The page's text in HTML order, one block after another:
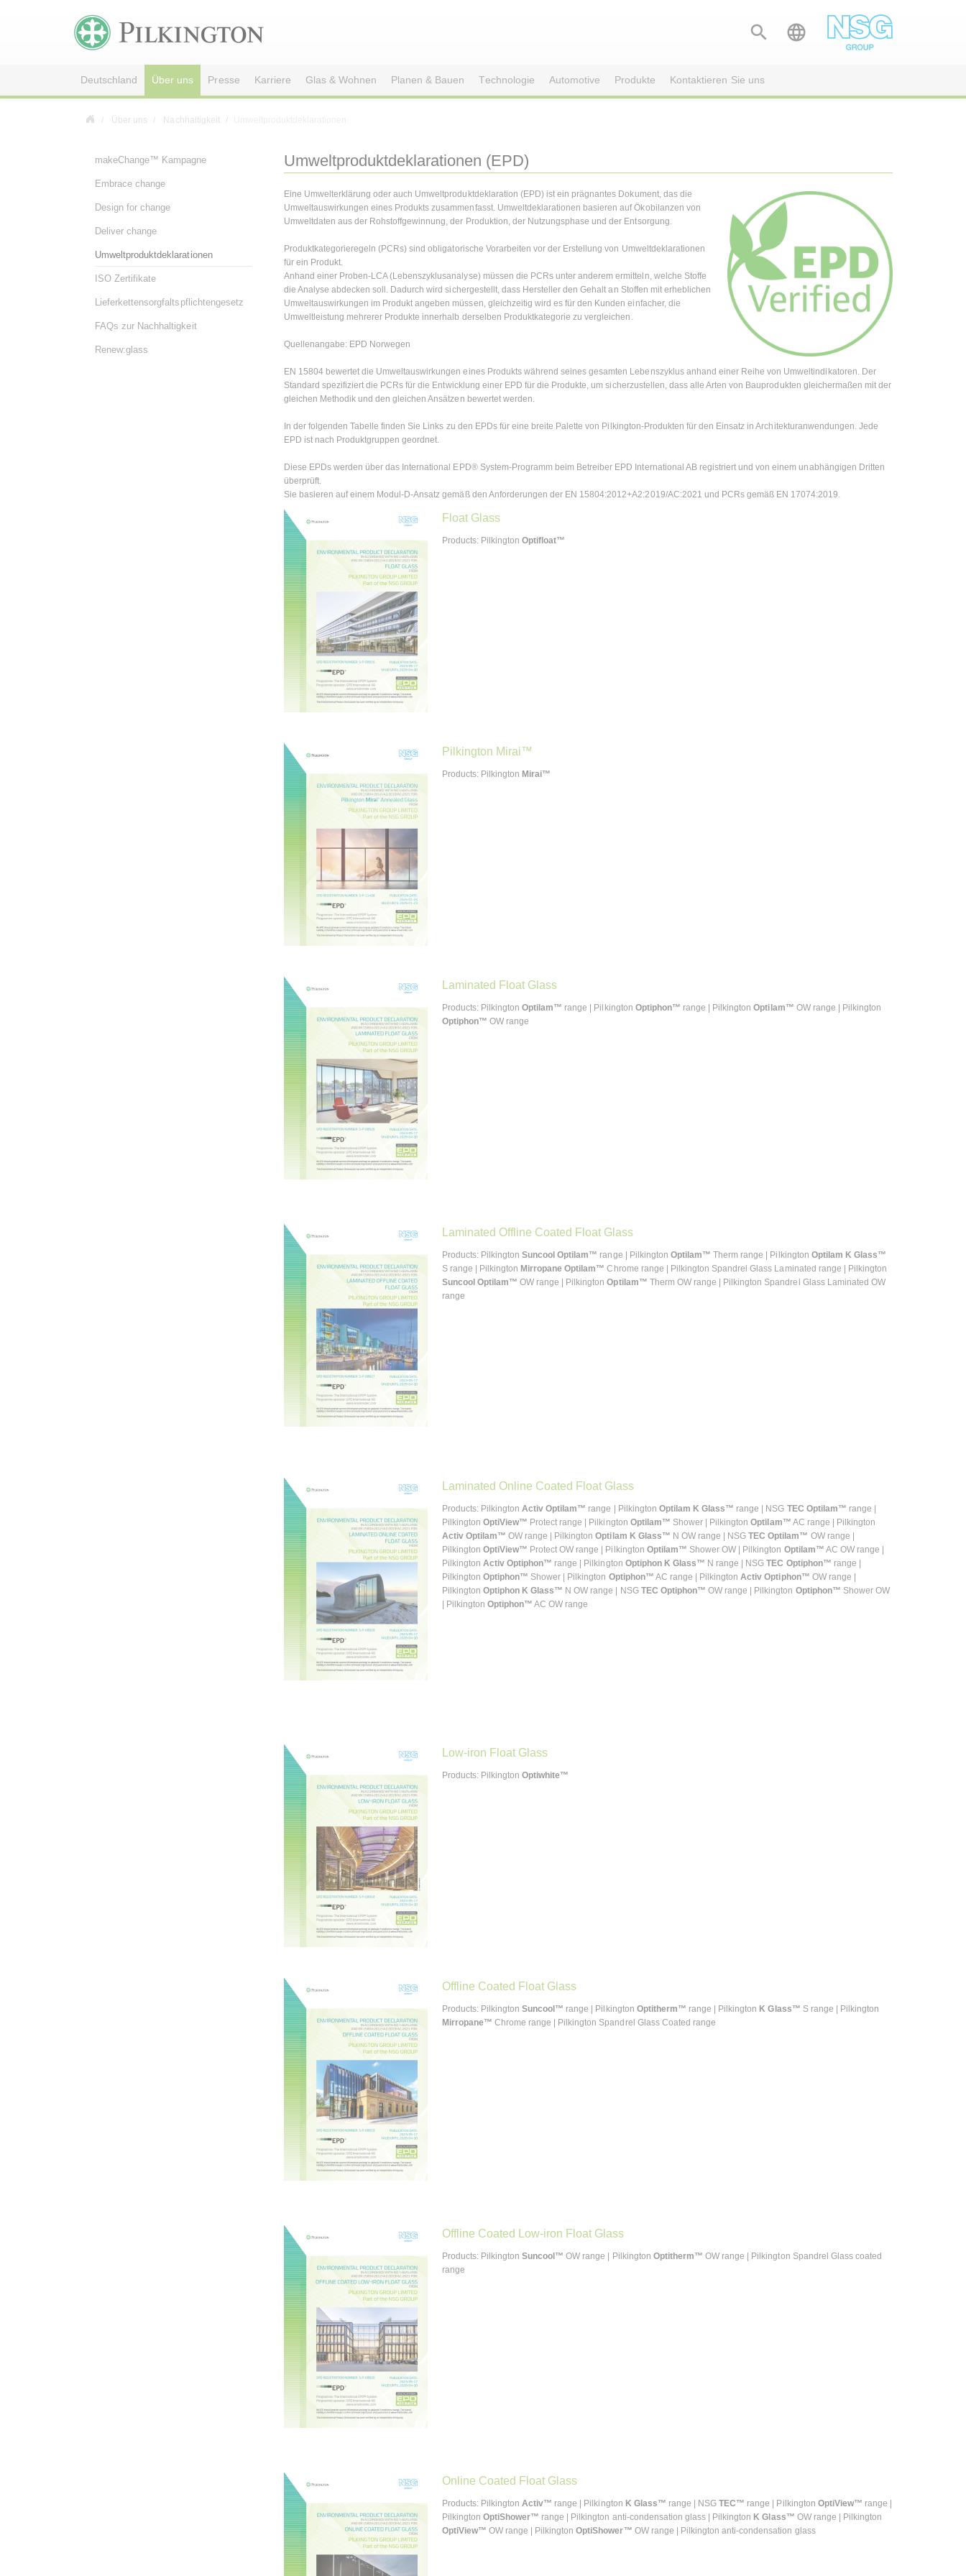
 
Deutschland Über uns Presse Karriere Glas & Wohnen Planen & Bauen Technologie Automotive Produkte Kontaktieren Sie uns
Über uns Nachhaltigkeit
Umweltproduktdeklarationen (EPD)
Eine Umwelterklärung oder auch Umweltproduktdeklaration (EPD) ist ein prägnantes Dokument, das die
Umweltauswirkungen eines Produkts zusammenfasst. Umweltdeklarationen basieren auf Ökobilanzen von
Umweltdaten aus der Rohstoffgewinnung, der Produktion, der Nutzungsphase und der Entsorgung.
Produktkategorieregeln (PCRs) sind obligatorische Vorarbeiten vor der Erstellung von Umweltdeklarationen
für ein Produkt.
Anhand einer Proben-LCA (Lebenszyklusanalyse) müssen die PCRs unter anderem ermitteln, welche Stoffe
die Analyse abdecken soll. Dadurch wird sichergestellt, dass Hersteller den Gehalt an Stoffen mit erheblichen
Umweltauswirkungen im Produkt angeben müssen, gleichzeitig wird es für den Kunden einfacher, die
Umweltleistung mehrerer Produkte innerhalb derselben Produktkategorie zu vergleichen.
Quellenangabe: EPD Norwegen
EN 15804 bewertet die Umweltauswirkungen eines Produkts während seines gesamten Lebenszyklus anhand einer Reihe von Umweltindikatoren. Der
Standard spezifiziert die PCRs für die Entwicklung einer EPD für die Produkte, um sicherzustellen, dass alle Arten von Bauprodukten gleichermaßen mit der
gleichen Methodik und den gleichen Ansätzen bewertet werden.
In der folgenden Tabelle finden Sie Links zu den EPDs für eine breite Palette von Pilkington-Produkten für den Einsatz in Architekturanwendungen. Jede
EPD ist nach Produktgruppen geordnet.
Diese EPDs werden über das International EPD® System-Programm beim Betreiber EPD International AB registriert und von einem unabhängigen Dritten
überprüft.
Sie basieren auf einem Modul-D-Ansatz gemäß den Anforderungen der EN 15804:2012+A2:2019/AC:2021 und PCRs gemäß EN 17074:2019.
Float Glass
Products: PilkingtonOptifloat™
Pilkington Mirai™
Products: Pilkington Mirai™
Laminated Float Glass
Products: PilkingtonOptilam™ range | Pilkington Optiphon™ range | PilkingtonOptilam™ OW range | Pilkington
Optiphon™ OW range
Laminated Offline Coated Float Glass
Products: PilkingtonSuncool Optilam™ range | Pilkington Optilam™ Therm range | Pilkington Optilam K Glass™
S range | Pilkington Mirropane Optilam™ Chrome range | Pilkington Spandrel Glass Laminated range | Pilkington
Suncool Optilam™ OW range | PilkingtonOptilam™ Therm OW range | Pilkington Spandrel Glass Laminated OW
range
Laminated Online Coated Float Glass
Products: Pilkington Activ Optilam™ range | Pilkington Optilam K Glass™ range | NSG TEC Optilam™ range |
Pilkington OptiView™ Protect range | Pilkington Optilam™ Shower | PilkingtonOptilam™ AC range | Pilkington
Activ Optilam™ OW range | PilkingtonOptilam K Glass™ N OW range | NSGTEC Optilam™ OW range |
Pilkington OptiView™ Protect OW range | Pilkington Optilam™ Shower OW | Pilkington Optilam™ AC OW range |
Pilkington Activ Optiphon™ range | Pilkington Optiphon K Glass™ N range | NSGTEC Optiphon™ range |
Pilkington Optiphon™ Shower | Pilkington Optiphon™ AC range | Pilkington Activ Optiphon™ OW range |
Pilkington Optiphon K Glass™ N OW range | NSG TEC Optiphon™ OW range | Pilkington Optiphon™ Shower OW
| Pilkington Optiphon™ AC OW range
Low-iron Float Glass
Products: PilkingtonOptiwhite™
Offline Coated Float Glass
Products: PilkingtonSuncool™ range | Pilkington Optitherm™ range | Pilkington K Glass™ S range | Pilkington
Mirropane™ Chrome range | Pilkington Spandrel Glass Coated range
Offline Coated Low-iron Float Glass
Products: PilkingtonSuncool™ OW range | Pilkington Optitherm™ OW range | Pilkington Spandrel Glass coated
range
Online Coated Float Glass
Products: Pilkington Activ™ range | Pilkington K Glass™ range | NSGTEC™ range | Pilkington OptiView™ range |
Pilkington OptiShower™ range | Pilkington anti-condensation glass | Pilkington K Glass™ OW range | Pilkington
OptiView™ OW range | PilkingtonOptiShower™ OW range | Pilkington anti-condensation glass
makeChange™ Kampagne
Embrace change
Design for change
Deliver change
Umweltproduktdeklarationen
ISO Zertifikate
Lieferkettensorgfaltspflichtengesetz
FAQs zur Nachhaltigkeit
Renew:glass